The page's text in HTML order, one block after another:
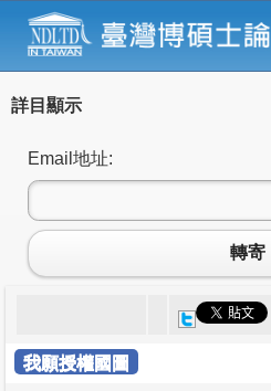
詳目顯示
Email地址:
轉寄
我願授權國圖